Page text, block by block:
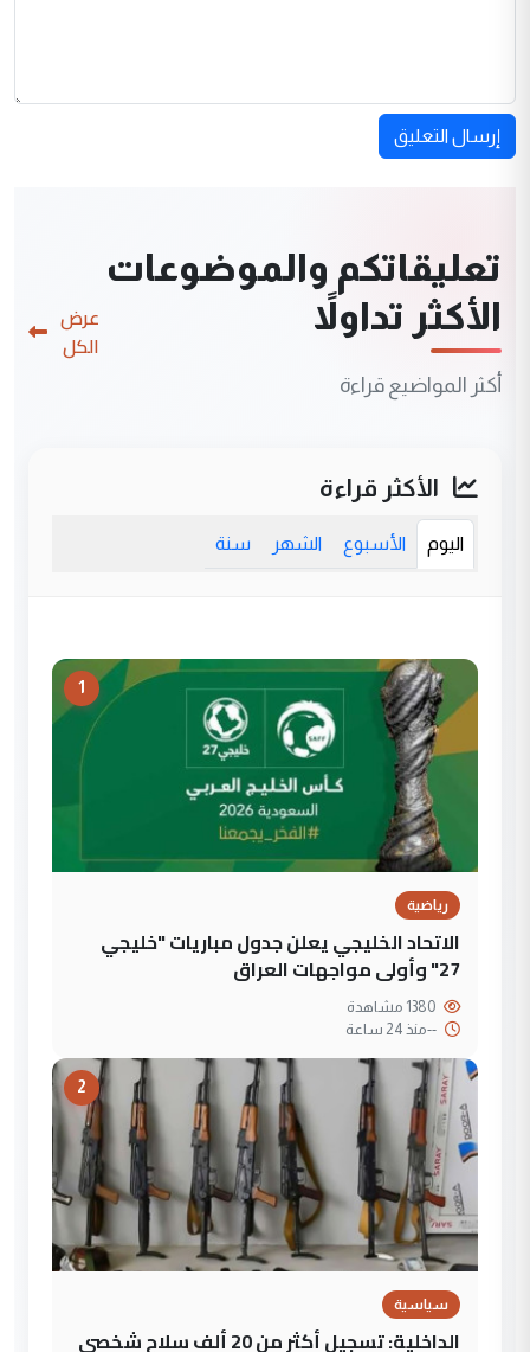
إرسال التعليق
تعليقاتكم والموضوعات
الأكثر تداولاً
أكثر المواضيع قراءة
عرض
الكل
الأكثر قراءة
اليوم الأسبوع الشهر سنة
1
رياضية
الاتحاد الخليجي يعلن جدول مباريات "خليجي
27" وأولى مواجهات العراق
--منذ 24 ساعة
2
سياسية
الداخلية: تسجيل أكثر من 20 ألف سلاح شخصي